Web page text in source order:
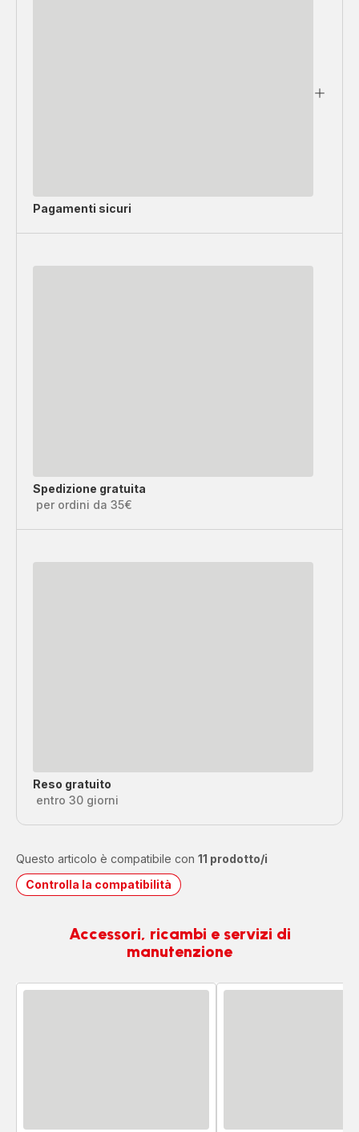
Pagamenti sicuri
Spedizione gratuita
per ordini da 35€
Reso gratuito
entro 30 giorni
Questo articolo è compatibile con 11 prodotto/i
Controlla la compatibilità
Accessori, ricambi e servizi di
manutenzione